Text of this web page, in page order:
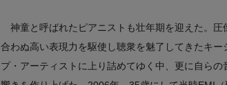
神童と呼ばれたピアニストも壮年期を迎えた。圧
合わぬ高い表現力を駆使し聴衆を魅了してきたキー
プ・アーティストに上り詰めてゆく中、更に自らの